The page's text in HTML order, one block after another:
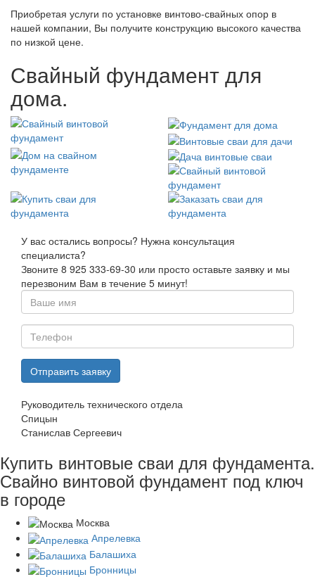
Приобретая услуги по установке винтово-свайных опор в
нашей компании, Вы получите конструкцию высокого качества
по низкой цене.
Свайный фундамент для
дома.
У вас остались вопросы? Нужна консультация
специалиста?
Звоните 8 925 333-69-30 или просто оставьте заявку и мы
перезвоним Вам в течение 5 минут!
Руководитель технического отдела
Спицын
Станислав Сергеевич
Купить винтовые сваи для фундамента.
Свайно винтовой фундамент под ключ
в городе
Москва
Апрелевка
Балашиха
Бронницы